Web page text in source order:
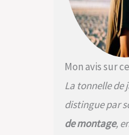
Mon avis sur
La tonnelle de
distingue par
de montage,